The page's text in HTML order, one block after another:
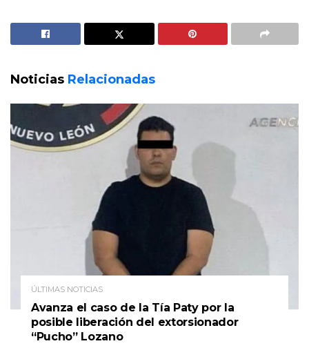
Noticias Relacionadas
ÚLTIMAS NOTICIAS
Avanza el caso de la Tía Paty por la
posible liberación del extorsionador
“Pucho” Lozano